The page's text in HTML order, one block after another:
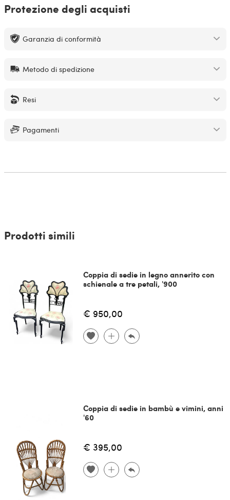
Protezione degli acquisti
Garanzia di conformità
Metodo di spedizione
Resi
Pagamenti
Prodotti simili
Coppia di sedie in legno annerito con
schienale a tre petali, '900
€ 950,00
Coppia di sedie in bambù e vimini, anni
'60
€ 395,00